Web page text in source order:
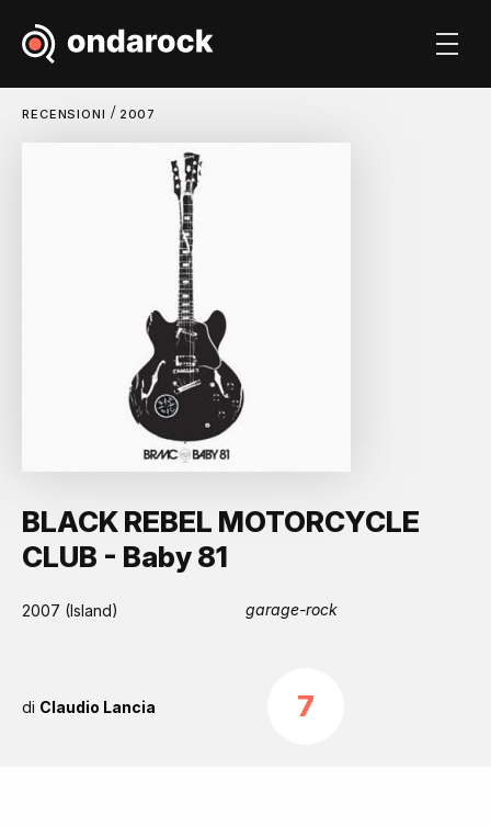
RECENSIONI / 2007
BLACK REBEL MOTORCYCLE
CLUB - Baby 81
2007 (Island) garage-rock
di Claudio Lancia 7